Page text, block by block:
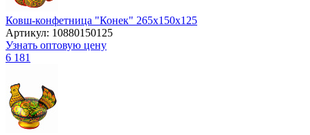
Ковш-конфетница "Конек" 265х150х125
Артикул: 10880150125
Узнать оптовую цену
6 181